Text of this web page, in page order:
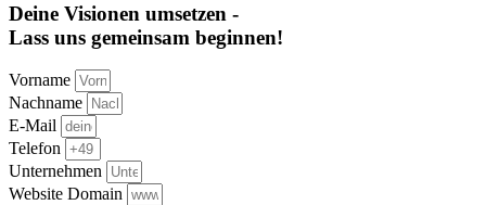
Deine Visionen umsetzen -
Lass uns gemeinsam beginnen!
Vorname
Nachname
E-Mail
Telefon
Unternehmen
Website Domain